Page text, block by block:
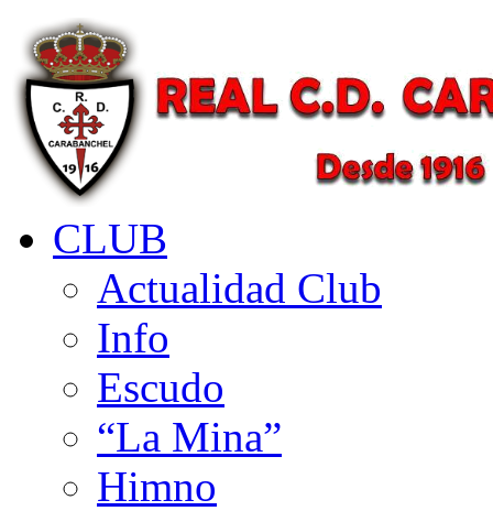
CLUB
Actualidad Club
Info
Escudo
“La Mina”
Himno